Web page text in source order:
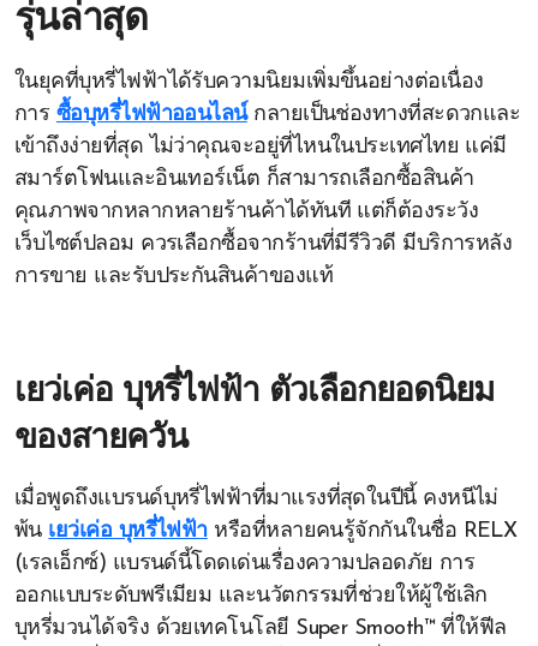
รุ่นล่าสุด
ในยุคที่บุหรี่ไฟฟ้าได้รับความนิยมเพิ่มขึ้นอย่างต่อเนื่อง
การ ซื้อบุหรี่ไฟฟ้าออนไลน์กลายเป็นช่องทางที่สะดวกและ
เข้าถึงง่ายที่สุด ไม่ว่าคุณจะอยู่ที่ไหนในประเทศไทย แค่มี
สมาร์ตโฟนและอินเทอร์เน็ต ก็สามารถเลือกซื้อสินค้า
คุณภาพจากหลากหลายร้านค้าได้ทันที แต่ก็ต้องระวัง
เว็บไซต์ปลอม ควรเลือกซื้อจากร้านที่มีรีวิวดี มีบริการหลัง
การขาย และรับประกันสินค้าของแท้
เยว่เค่อ บุหรี่ไฟฟ้า ตัวเลือกยอดนิยม
ของสายควัน
เมื่อพูดถึงแบรนด์บุหรี่ไฟฟ้าที่มาแรงที่สุดในปีนี้ คงหนีไม่
พ้น เยว่เค่อ บุหรี่ไฟฟ้าหรือที่หลายคนรู้จักกันในชื่อ RELX
(เรลเอ็กซ์) แบรนด์นี้โดดเด่นเรื่องความปลอดภัย การ
ออกแบบระดับพรีเมียม และนวัตกรรมที่ช่วยให้ผู้ใช้เลิก
บุหรี่มวนได้จริง ด้วยเทคโนโลยี Super Smooth™ ที่ให้ฟีล